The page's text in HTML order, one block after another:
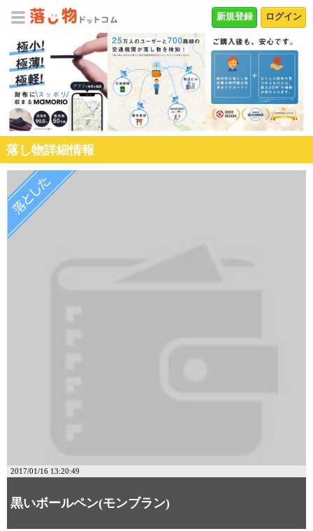
ログイン
新規登録
落し物詳細情報
2017/01/16 13:20:49
黒いボールペン(モンブラン)